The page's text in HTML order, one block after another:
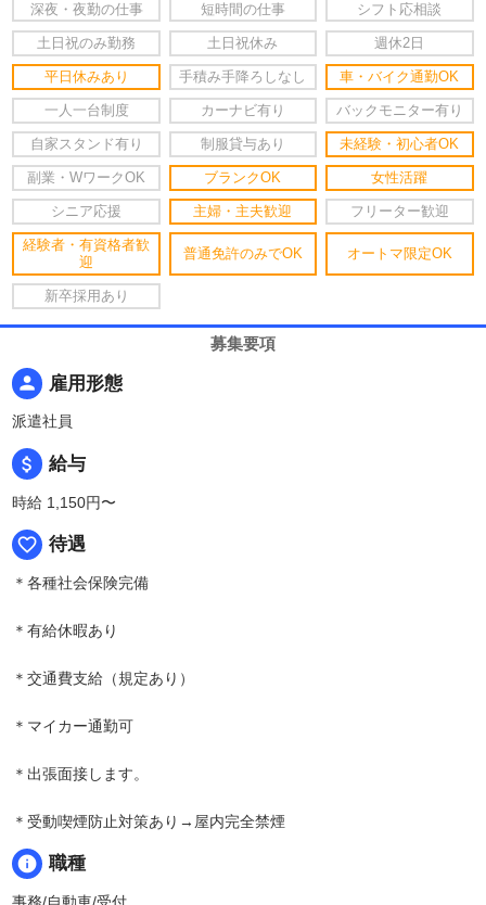
深夜・夜勤の仕事 短時間の仕事 シフト応相談
土日祝のみ勤務 土日祝休み 週休2日
平日休みあり 手積み手降ろしなし 車・バイク通勤OK
一人一台制度 カーナビ有り バックモニター有り
自家スタンド有り 制服貸与あり 未経験・初心者OK
副業・WワークOK ブランクOK 女性活躍
シニア応援 主婦・主夫歓迎 フリーター歓迎
経験者・有資格者歓
迎
普通免許のみでOK オートマ限定OK
新卒採用あり
募集要項
person 雇用形態
派遣社員
attach_money 給与
時給 1,150円〜
favorite_border 待遇
＊各種社会保険完備
＊有給休暇あり
＊交通費支給（規定あり）
＊マイカー通勤可
＊出張面接します。
＊受動喫煙防止対策あり→屋内完全禁煙
info 職種
事務/自動車/受付